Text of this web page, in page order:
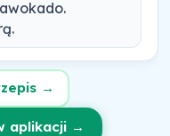
→
aplikacji →